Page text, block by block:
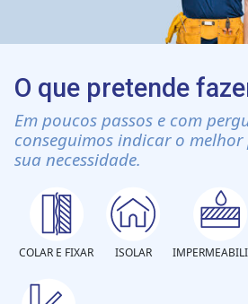
O que pretende
Em poucos passos e com
conseguimos indicar o
sua necessidade.
COLAR E FIXAR ISOLAR